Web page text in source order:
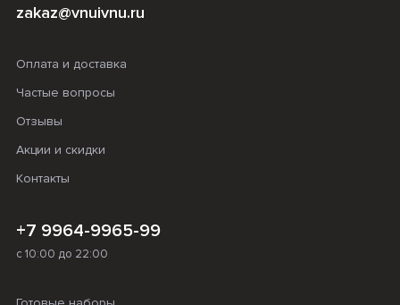
zakaz@vnuivnu.ru
Оплата и доставка
Частые вопросы
Отзывы
Акции и скидки
Контакты
+7 9964-9965-99
с 10:00 до 22:00